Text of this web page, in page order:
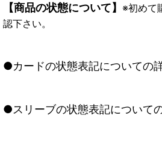
【商品の状態について】 ※初めて
認下さい。
●カードの状態表記についての
●スリーブの状態表記について